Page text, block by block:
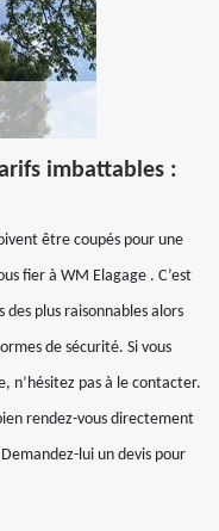
imbattables :
être coupés pour une
fier à WM Elagage . C’est
plus raisonnables alors
de sécurité. Si vous
n’hésitez pas à le contacter.
rendez-vous directement
lui un devis pour